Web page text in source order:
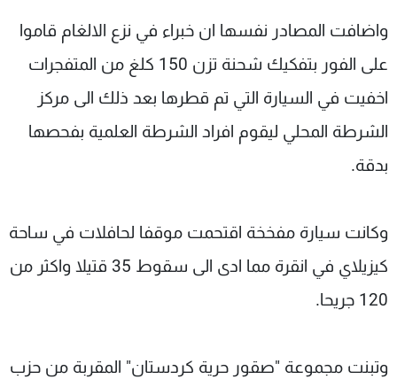
واضافت المصادر نفسها ان خبراء في نزع الالغام قاموا
على الفور بتفكيك شحنة تزن 150 كلغ من المتفجرات
اخفيت في السيارة التي تم قطرها بعد ذلك الى مركز
الشرطة المحلي ليقوم افراد الشرطة العلمية بفحصها
بدقة.
وكانت سيارة مفخخة اقتحمت موقفا لحافلات في ساحة
كيزيلاي في انقرة مما ادى الى سقوط 35 قتيلا واكثر من
120 جريحا.
وتبنت مجموعة "صقور حرية كردستان" المقربة من حزب